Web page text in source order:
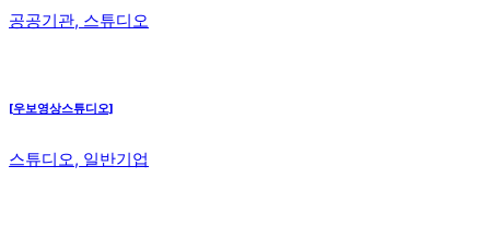
공공기관, 스튜디오
[우보영상스튜디오]
스튜디오, 일반기업